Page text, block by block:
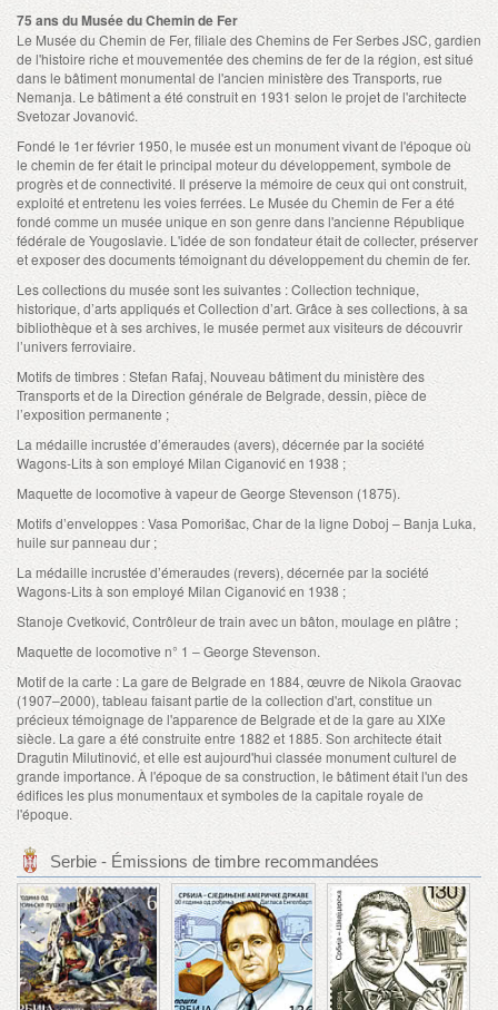
75 ans du Musée du Chemin de Fer
Le Musée du Chemin de Fer, filiale des Chemins de Fer Serbes JSC, gardien
de l'histoire riche et mouvementée des chemins de fer de la région, est situé
dans le bâtiment monumental de l'ancien ministère des Transports, rue
Nemanja. Le bâtiment a été construit en 1931 selon le projet de l'architecte
Svetozar Jovanović.
Fondé le 1er février 1950, le musée est un monument vivant de l'époque où
le chemin de fer était le principal moteur du développement, symbole de
progrès et de connectivité. Il préserve la mémoire de ceux qui ont construit,
exploité et entretenu les voies ferrées. Le Musée du Chemin de Fer a été
fondé comme un musée unique en son genre dans l'ancienne République
fédérale de Yougoslavie. L'idée de son fondateur était de collecter, préserver
et exposer des documents témoignant du développement du chemin de fer.
Les collections du musée sont les suivantes : Collection technique,
historique, d’arts appliqués et Collection d’art. Grâce à ses collections, à sa
bibliothèque et à ses archives, le musée permet aux visiteurs de découvrir
l’univers ferroviaire.
Motifs de timbres : Stefan Rafaj, Nouveau bâtiment du ministère des
Transports et de la Direction générale de Belgrade, dessin, pièce de
l’exposition permanente ;
La médaille incrustée d’émeraudes (avers), décernée par la société
Wagons-Lits à son employé Milan Ciganović en 1938 ;
Maquette de locomotive à vapeur de George Stevenson (1875).
Motifs d’enveloppes : Vasa Pomorišac, Char de la ligne Doboj – Banja Luka,
huile sur panneau dur ;
La médaille incrustée d’émeraudes (revers), décernée par la société
Wagons-Lits à son employé Milan Ciganović en 1938 ;
Stanoje Cvetković, Contrôleur de train avec un bâton, moulage en plâtre ;
Maquette de locomotive n° 1 – George Stevenson.
Motif de la carte : La gare de Belgrade en 1884, œuvre de Nikola Graovac
(1907–2000), tableau faisant partie de la collection d'art, constitue un
précieux témoignage de l'apparence de Belgrade et de la gare au XIXe
siècle. La gare a été construite entre 1882 et 1885. Son architecte était
Dragutin Milutinović, et elle est aujourd'hui classée monument culturel de
grande importance. À l'époque de sa construction, le bâtiment était l'un des
édifices les plus monumentaux et symboles de la capitale royale de
l'époque.
Serbie - Émissions de timbre recommandées